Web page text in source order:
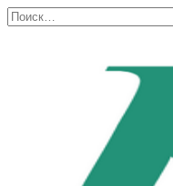
Перейти
к
Search
for: